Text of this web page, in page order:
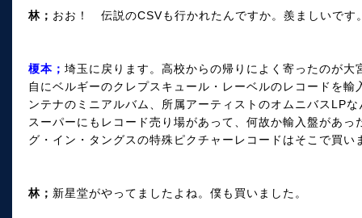
林； おお！ 伝説のCSVも行かれたんですか。羨ましいです
榎本； 埼玉に戻ります。高校からの帰りによく寄ったのが
自にベルギーのクレプスキュール・レーベルのレコードを
ンテナのミニアルバム、所属アーティストのオムニバスLP
スーパーにもレコード売り場があって、何故か輸入盤があ
グ・イン・タングスの特殊ピクチャーレコードはそこで買い
林； 新星堂がやってましたよね。僕も買いました。